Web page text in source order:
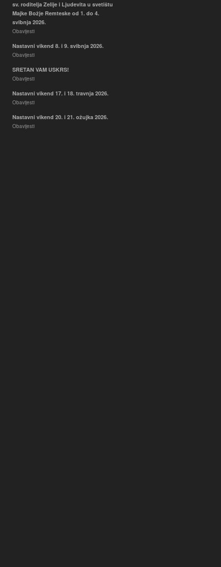
sv. roditelja Zelije i Ljudevita u svetištu
Majke Božje Remteske od 1. do 4.
svibnja 2026.
Obavijesti
Nastavni vikend 8. i 9. svibnja 2026.
Obavijesti
SRETAN VAM USKRS!
Obavijesti
Nastavni vikend 17. i 18. travnja 2026.
Obavijesti
Nastavni vikend 20. i 21. ožujka 2026.
Obavijesti